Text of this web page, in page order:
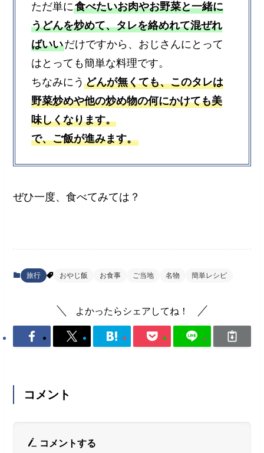
ただ単に食べたいお肉やお野菜と一緒に
うどんを炒めて、タレを絡めれて混ぜれ
ばいいだけですから、おじさんにとって
はとっても簡単な料理です。
ちなみにうどんが無くても、このタレは
野菜炒めや他の炒め物の何にかけても美
味しくなります。
で、ご飯が進みます。
ぜひ一度、食べてみては？
旅行 おやじ飯 お食事 ご当地 名物 簡単レシピ
よかったらシェアしてね！
コメント
コメントする